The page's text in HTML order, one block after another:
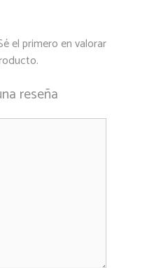
el primero en valorar
reseña